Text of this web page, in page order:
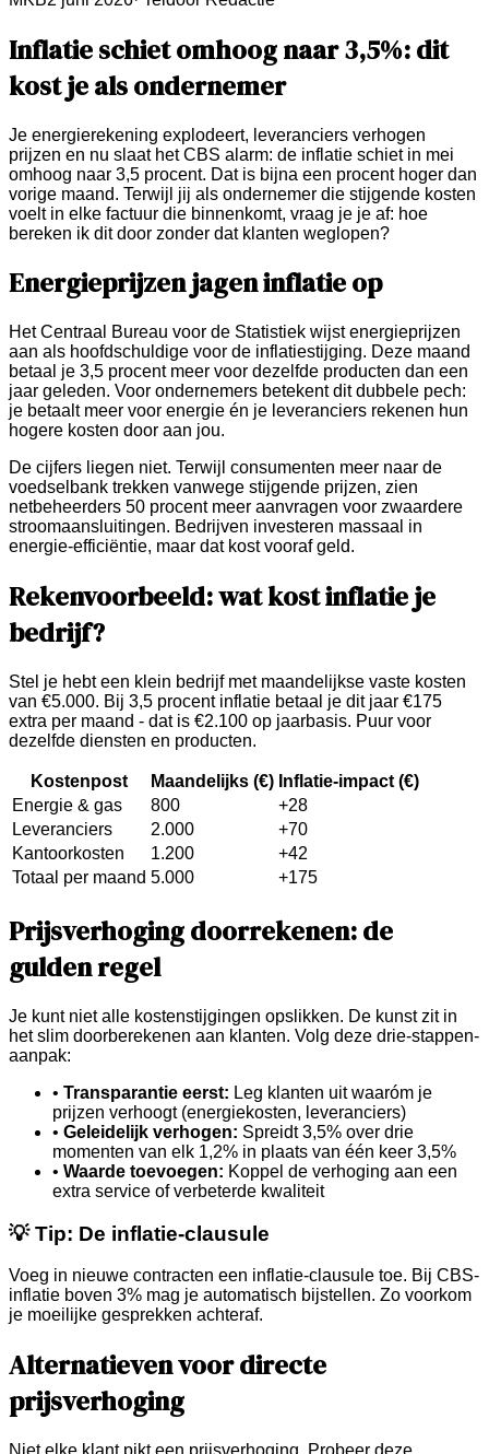
Inflatie schiet omhoog naar 3,5%: dit
kost je als ondernemer
Je energierekening explodeert, leveranciers verhogen
prijzen en nu slaat het CBS alarm: de inflatie schiet in mei
omhoog naar 3,5 procent. Dat is bijna een procent hoger dan
vorige maand. Terwijl jij als ondernemer die stijgende kosten
voelt in elke factuur die binnenkomt, vraag je je af: hoe
bereken ik dit door zonder dat klanten weglopen?
Energieprijzen jagen inflatie op
Het Centraal Bureau voor de Statistiek wijst energieprijzen
aan als hoofdschuldige voor de inflatiestijging. Deze maand
betaal je 3,5 procent meer voor dezelfde producten dan een
jaar geleden. Voor ondernemers betekent dit dubbele pech:
je betaalt meer voor energie én je leveranciers rekenen hun
hogere kosten door aan jou.
De cijfers liegen niet. Terwijl consumenten meer naar de
voedselbank trekken vanwege stijgende prijzen, zien
netbeheerders 50 procent meer aanvragen voor zwaardere
stroomaansluitingen. Bedrijven investeren massaal in
energie-efficiëntie, maar dat kost vooraf geld.
Rekenvoorbeeld: wat kost inflatie je
bedrijf?
Stel je hebt een klein bedrijf met maandelijkse vaste kosten
van €5.000. Bij 3,5 procent inflatie betaal je dit jaar €175
extra per maand - dat is €2.100 op jaarbasis. Puur voor
dezelfde diensten en producten.
Kostenpost Maandelijks (€) Inflatie-impact (€)
Energie & gas
800
+28
Leveranciers
2.000
+70
Kantoorkosten
1.200
+42
Totaal per maand 5.000 +175
Prijsverhoging doorrekenen: de
gulden regel
Je kunt niet alle kostenstijgingen opslikken. De kunst zit in
het slim doorberekenen aan klanten. Volg deze drie-stappen-
aanpak:
• Transparantie eerst: Leg klanten uit waaróm je
prijzen verhoogt (energiekosten, leveranciers)
• Geleidelijk verhogen: Spreidt 3,5% over drie
momenten van elk 1,2% in plaats van één keer 3,5%
• Waarde toevoegen: Koppel de verhoging aan een
extra service of verbeterde kwaliteit
💡 Tip: De inflatie-clausule
Voeg in nieuwe contracten een inflatie-clausule toe. Bij CBS-
inflatie boven 3% mag je automatisch bijstellen. Zo voorkom
je moeilijke gesprekken achteraf.
Alternatieven voor directe
prijsverhoging